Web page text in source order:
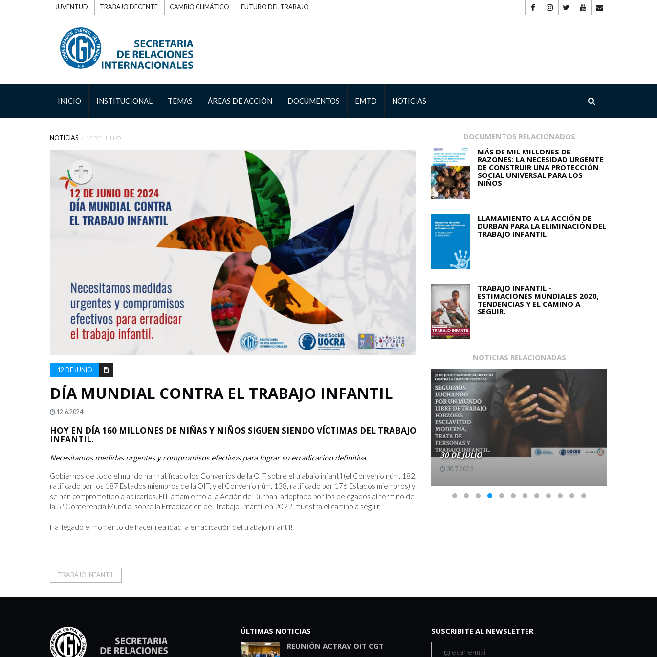
JUVENTUD TRABAJO DECENTE CAMBIO CLIMÁTICO FUTURO DEL TRABAJO
INICIO INSTITUCIONAL TEMAS ÁREAS DE ACCIÓN DOCUMENTOS EMTD NOTICIAS
NOTICIAS 12 DE JUNIO
12 DE JUNIO
DÍA MUNDIAL CONTRA EL TRABAJO INFANTIL
12.6.2024
HOY EN DÍA 160 MILLONES DE NIÑAS Y NIÑOS SIGUEN SIENDO VÍCTIMAS DEL TRABAJO
INFANTIL.
Necesitamos medidas urgentes y compromisos efectivos para lograr su erradicación definitiva.
Gobiernos de todo el mundo han ratificado los Convenios de la OIT sobre el trabajo infantil (el Convenio núm. 182,
ratificado por los 187 Estados miembros de la OIT, y el Convenio núm. 138, ratificado por 176 Estados miembros) y
se han comprometido a aplicarlos. El Llamamiento a la Acción de Durban, adoptado por los delegados al término de
la 5ª Conferencia Mundial sobre la Erradicación del Trabajo Infantil en 2022, muestra el camino a seguir.
Ha llegado el momento de hacer realidad la erradicación del trabajo infantil!
TRABAJO INFANTIL
DOCUMENTOS RELACIONADOS
MÁS DE MIL MILLONES DE
RAZONES: LA NECESIDAD URGENTE
DE CONSTRUIR UNA PROTECCIÓN
SOCIAL UNIVERSAL PARA LOS
NIÑOS
LLAMAMIENTO A LA ACCIÓN DE
DURBAN PARA LA ELIMINACIÓN DEL
TRABAJO INFANTIL
TRABAJO INFANTIL -
ESTIMACIONES MUNDIALES 2020,
TENDENCIAS Y EL CAMINO A
SEGUIR.
NOTICIAS RELACIONADAS
POR UN FUTURO SIN TRABAJO INFANTIL
INFANTIL
30 DE JULIO
30.7.2023
ÚLTIMAS NOTICIAS
REUNIÓN ACTRAV OIT CGT
SUSCRIBITE AL NEWSLETTER